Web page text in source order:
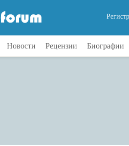
Новости Рецензии Биографии